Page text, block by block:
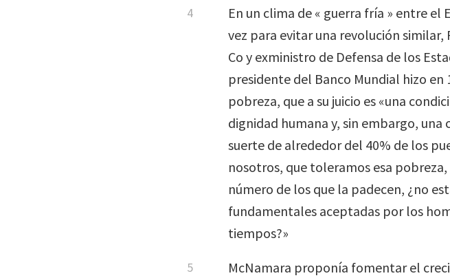
En un clima de « guerra fría » entre
vez para evitar una revolución
Co y exministro de Defensa de los
presidente del Banco Mundial hizo
pobreza, que a su juicio es «una
dignidad humana y, sin embargo, una
suerte de alrededor del 40% de los
nosotros, que toleramos esa
número de los que la padecen, ¿no
fundamentales aceptadas por los
tiempos?»
McNamara proponía fomentar el